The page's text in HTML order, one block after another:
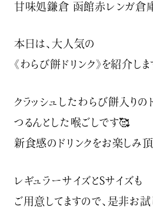
甘味処鎌倉 函館赤レンガ倉
本日は、大人気の
《わらび餅ドリンク》を紹介しま
クラッシュしたわらび餅入りのド
つるんとした喉ごしです🥰
新食感のドリンクをお楽しみ頂
レギュラーサイズとSサイズも
ご用意してますので、是非お試